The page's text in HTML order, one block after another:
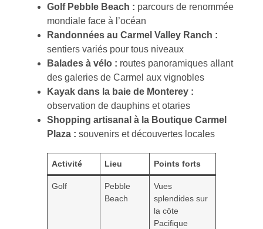
Golf Pebble Beach : parcours de renommée
mondiale face à l’océan
Randonnées au Carmel Valley Ranch :
sentiers variés pour tous niveaux
Balades à vélo : routes panoramiques allant
des galeries de Carmel aux vignobles
Kayak dans la baie de Monterey :
observation de dauphins et otaries
Shopping artisanal à la Boutique Carmel
Plaza : souvenirs et découvertes locales
Activité Lieu Points forts
Golf
Pebble
Beach
Vues
splendides sur
la côte
Pacifique